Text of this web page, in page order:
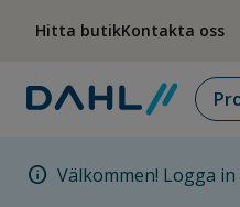
Hitta butikKontakta oss
info Välkommen! Logga